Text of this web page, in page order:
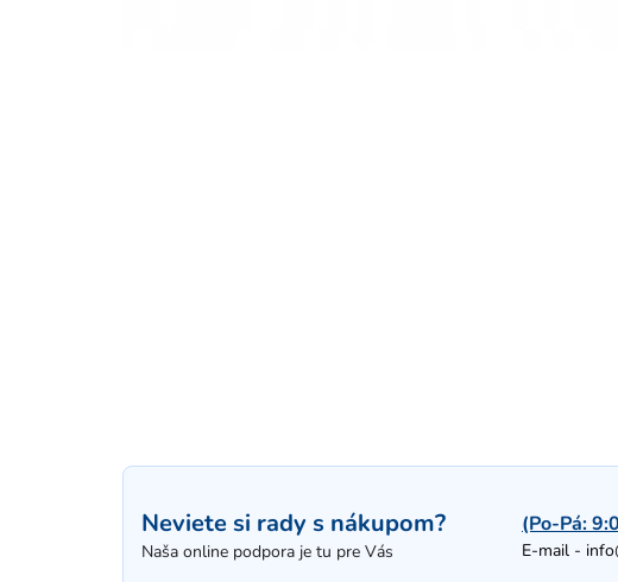
Neviete si rady s nákupom?
Naša online podpora je tu pre Vás
(Po-Pá:
E-mail -